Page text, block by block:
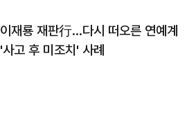
이재룡 재판行…다시 떠오른 연예계
'사고 후 미조치' 사례